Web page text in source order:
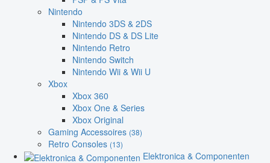
Nintendo
Nintendo 3DS & 2DS
Nintendo DS & DS Lite
Nintendo Retro
Nintendo Switch
Nintendo Wii & Wii U
Xbox
Xbox 360
Xbox One & Series
Xbox Original
Gaming Accessoires (38)
Retro Consoles (13)
Elektronica & Componenten